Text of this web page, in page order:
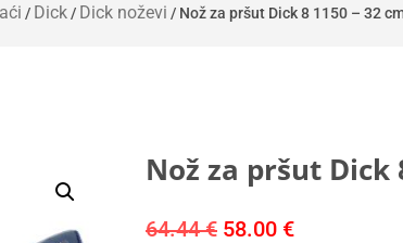
/ Dick / Dick noževi / Nož za pršut Dick 8 1150 – 32
Nož za pršut Dick
64.44€ 58.00 €